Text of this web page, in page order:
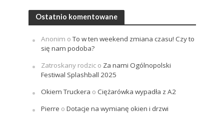
Ostatnio komentowane
Anonim oTo w ten weekend zmiana czasu! Czy to
się nam podoba?
Zatroskany rodzico Za nami Ogólnopolski
Festiwal Splashball 2025
Okiem Truckera o Ciężarówka wypadła z A2
Pierre o Dotacje na wymianę okien i drzwi